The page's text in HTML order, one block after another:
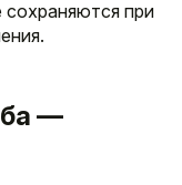
сохраняются при
—